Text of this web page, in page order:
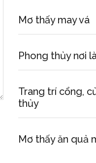
Mơ thấy may vá
Phong thủy nơi
Trang trí cổng,
thủy
Mơ thấy ăn quả